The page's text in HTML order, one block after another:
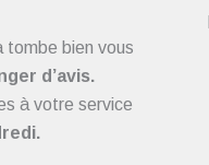
tombe bien vous
d’avis.
à votre service